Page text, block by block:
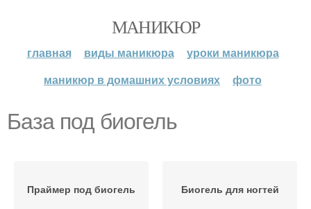
МАНИКЮР
главная виды маникюра
уроки маникюра
маникюр в домашних условиях
фото
База под биогель
Праймер под биогель Биогель для ногтей